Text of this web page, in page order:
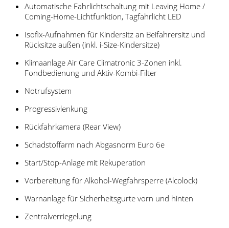
Automatische Fahrlichtschaltung mit Leaving Home /
Coming-Home-Lichtfunktion, Tagfahrlicht LED
Isofix-Aufnahmen für Kindersitz an Beifahrersitz und
Rücksitze außen (inkl. i-Size-Kindersitze)
Klimaanlage Air Care Climatronic 3-Zonen inkl.
Fondbedienung und Aktiv-Kombi-Filter
Notrufsystem
Progressivlenkung
Rückfahrkamera (Rear View)
Schadstoffarm nach Abgasnorm Euro 6e
Start/Stop-Anlage mit Rekuperation
Vorbereitung für Alkohol-Wegfahrsperre (Alcolock)
Warnanlage für Sicherheitsgurte vorn und hinten
Zentralverriegelung